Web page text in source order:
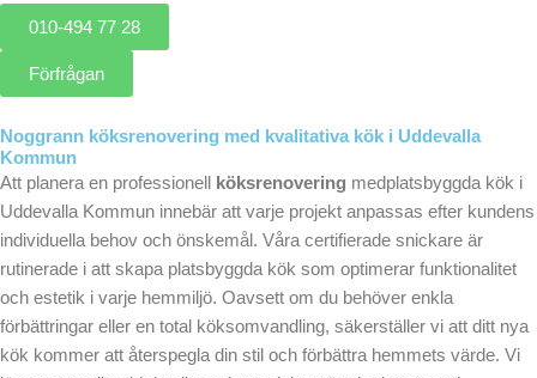
010-494 77 28
Förfrågan
Noggrann köksrenovering med kvalitativa kök i Uddevalla
Kommun
Att planera en professionell
köksrenovering medplatsbyggda kök i
Uddevalla Kommun innebär att varje projekt anpassas efter kundens
individuella behov och önskemål. Våra certifierade snickare är
rutinerade i att skapa platsbyggda kök som optimerar funktionalitet
och estetik i varje hemmiljö. Oavsett om du behöver enkla
förbättringar eller en total köksomvandling, säkerställer vi att ditt nya
kök kommer att återspegla din stil och förbättra hemmets värde. Vi